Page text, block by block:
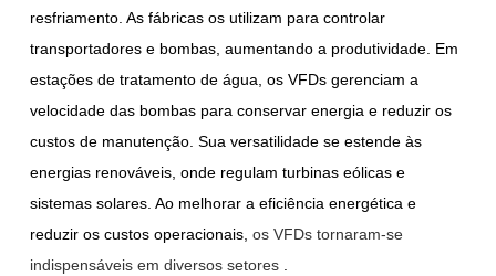
resfriamento. As fábricas os utilizam para controlar
transportadores e bombas, aumentando a produtividade. Em
estações de tratamento de água, os VFDs gerenciam a
velocidade das bombas para conservar energia e reduzir os
custos de manutenção. Sua versatilidade se estende às
energias renováveis, onde regulam turbinas eólicas e
sistemas solares. Ao melhorar a eficiência energética e
reduzir os custos operacionais, os VFDs tornaram-se
indispensáveis em diversos setores